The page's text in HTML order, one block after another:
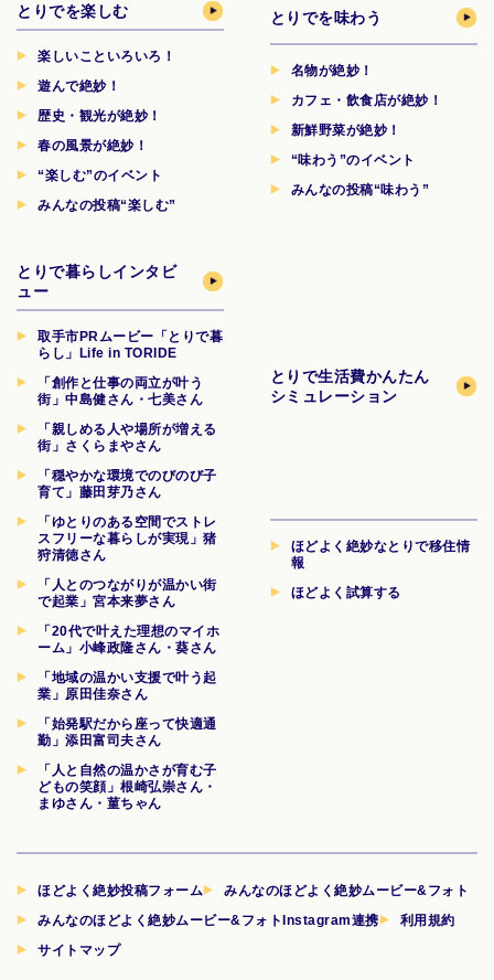
とりでを楽しむ
楽しいこといろいろ！
遊んで絶妙！
歴史・観光が絶妙！
春の風景が絶妙！
“楽しむ”のイベント
みんなの投稿“楽しむ”
とりでを味わう
名物が絶妙！
カフェ・飲食店が絶妙！
新鮮野菜が絶妙！
“味わう”のイベント
みんなの投稿“味わう”
とりで暮らしインタビ
ュー
取手市PRムービー「とりで暮
らし」Life in TORIDE
「創作と仕事の両立が叶う
街」中島健さん・七美さん
「親しめる人や場所が増える
街」さくらまやさん
「穏やかな環境でのびのび子
育て」藤田芽乃さん
「ゆとりのある空間でストレ
スフリーな暮らしが実現」猪
狩清徳さん
「人とのつながりが温かい街
で起業」宮本来夢さん
「20代で叶えた理想のマイホ
ーム」小峰政隆さん・葵さん
「地域の温かい支援で叶う起
業」原田佳奈さん
「始発駅だから座って快適通
勤」添田富司夫さん
「人と自然の温かさが育む子
どもの笑顔」根崎弘崇さん・
まゆさん・菫ちゃん
とりで生活費かんたん
シミュレーション
ほどよく絶妙なとりで移住情
報
ほどよく試算する
ほどよく絶妙投稿フォーム
みんなのほどよく絶妙ムービー&フォト
みんなのほどよく絶妙ムービー&フォトInstagram連携
利用規約
サイトマップ